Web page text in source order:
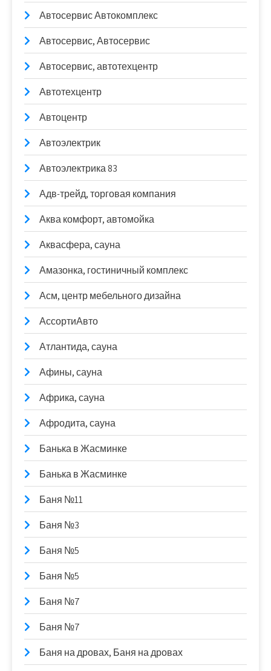
Автосервис Автокомплекс
Автосервис, Автосервис
Автосервис, автотехцентр
Автотехцентр
Автоцентр
Автоэлектрик
Автоэлектрика 83
Адв-трейд, торговая компания
Аква комфорт, автомойка
Аквасфера, сауна
Амазонка, гостиничный комплекс
Асм, центр мебельного дизайна
АссортиАвто
Атлантида, сауна
Афины, сауна
Африка, сауна
Афродита, сауна
Банька в Жасминке
Банька в Жасминке
Баня №11
Баня №3
Баня №5
Баня №5
Баня №7
Баня №7
Баня на дровах, Баня на дровах